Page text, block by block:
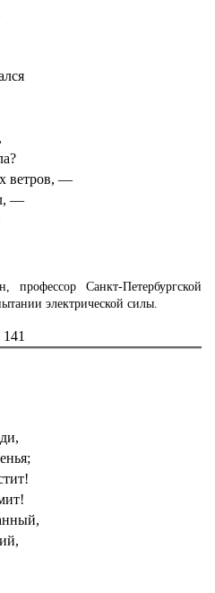
ветров, —
—
Санкт-Петербургской
электрической силы.
141